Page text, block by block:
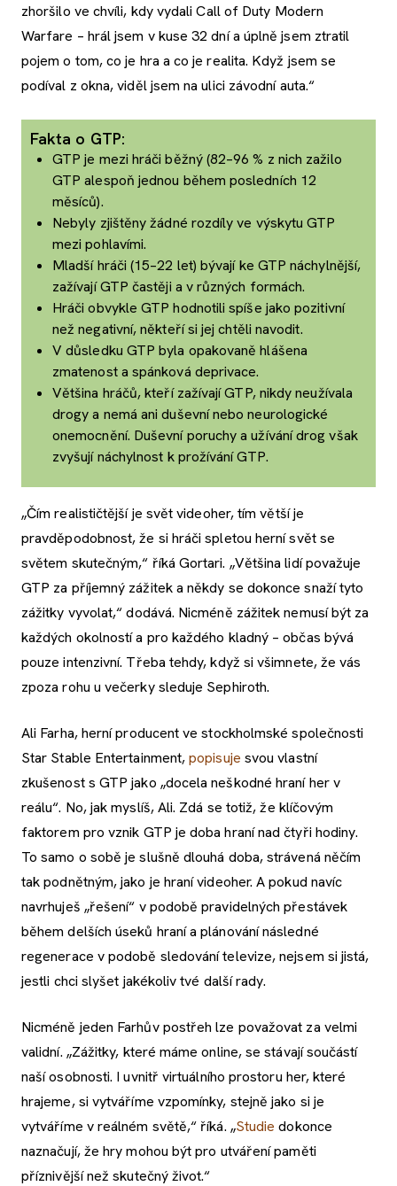
zhoršilo ve chvíli, kdy vydali Call of Duty Modern
Warfare – hrál jsem v kuse 32 dní a úplně jsem ztratil
pojem o tom, co je hra a co je realita. Když jsem se
podíval z okna, viděl jsem na ulici závodní auta.“
Fakta o GTP:
GTP je mezi hráči běžný (82–96 % z nich zažilo
GTP alespoň jednou během posledních 12
měsíců).
Nebyly zjištěny žádné rozdíly ve výskytu GTP
mezi pohlavími.
Mladší hráči (15–22 let) bývají ke GTP náchylnější,
zažívají GTP častěji a v různých formách.
Hráči obvykle GTP hodnotili spíše jako pozitivní
než negativní, někteří si jej chtěli navodit.
V důsledku GTP byla opakovaně hlášena
zmatenost a spánková deprivace.
Většina hráčů, kteří zažívají GTP, nikdy neužívala
drogy a nemá ani duševní nebo neurologické
onemocnění. Duševní poruchy a užívání drog však
zvyšují náchylnost k prožívání GTP.
„Čím realističtější je svět videoher, tím větší je
pravděpodobnost, že si hráči spletou herní svět se
světem skutečným,“ říká Gortari. „Většina lidí považuje
GTP za příjemný zážitek a někdy se dokonce snaží tyto
zážitky vyvolat,“ dodává. Nicméně zážitek nemusí být za
každých okolností a pro každého kladný – občas bývá
pouze intenzivní. Třeba tehdy, když si všimnete, že vás
zpoza rohu u večerky sleduje Sephiroth.
Ali Farha, herní producent ve stockholmské společnosti
Star Stable Entertainment,popisuje svou vlastní
zkušenost s GTP jako „docela neškodné hraní her v
reálu“. No, jak myslíš, Ali. Zdá se totiž, že klíčovým
faktorem pro vznik GTP je doba hraní nad čtyři hodiny.
To samo o sobě je slušně dlouhá doba, strávená něčím
tak podnětným, jako je hraní videoher. A pokud navíc
navrhuješ „řešení“ v podobě pravidelných přestávek
během delších úseků hraní a plánování následné
regenerace v podobě sledování televize, nejsem si jistá,
jestli chci slyšet jakékoliv tvé další rady.
Nicméně jeden Farhův postřeh lze považovat za velmi
validní. „Zážitky, které máme online, se stávají součástí
naší osobnosti. I uvnitř virtuálního prostoru her, které
hrajeme, si vytváříme vzpomínky, stejně jako si je
vytváříme v reálném světě,“ říká. „Studie dokonce
naznačují, že hry mohou být pro utváření paměti
příznivější než skutečný život.“